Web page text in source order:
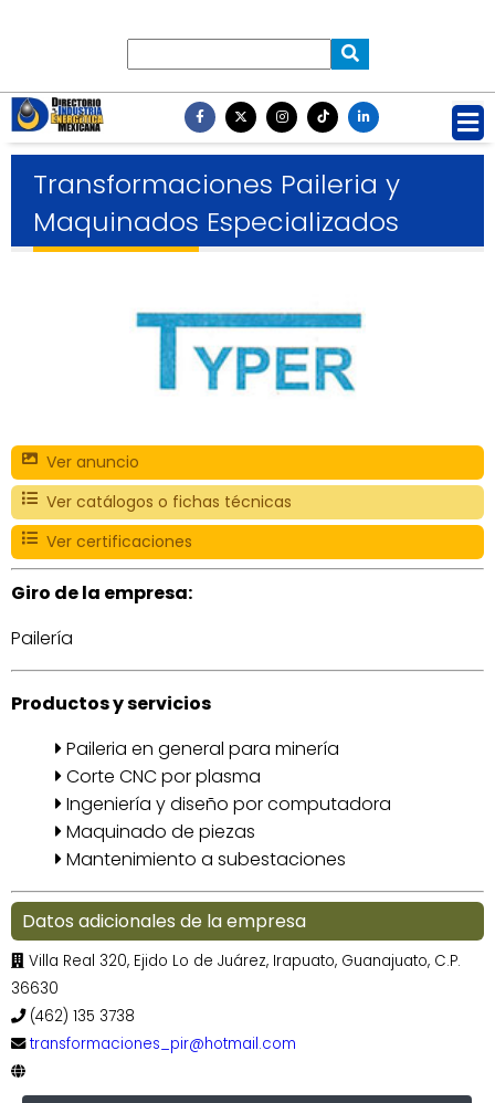
Transformaciones Paileria y
Maquinados Especializados
Ver anuncio
Ver catálogos o fichas técnicas
Ver certificaciones
Giro de la empresa:
Pailería
Productos y servicios
Paileria en general para minería
Corte CNC por plasma
Ingeniería y diseño por computadora
Maquinado de piezas
Mantenimiento a subestaciones
Datos adicionales de la empresa
Villa Real 320, Ejido Lo de Juárez, Irapuato, Guanajuato, C.P.
36630
(462) 135 3738
transformaciones_pir@hotmail.com